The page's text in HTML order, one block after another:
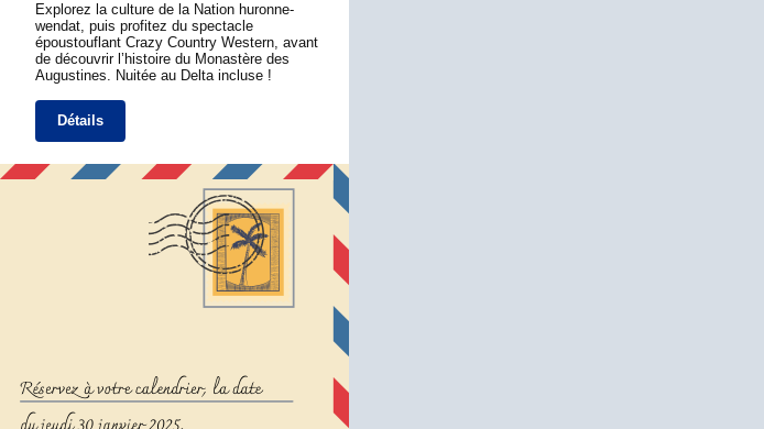
Explorez la culture de la Nation huronne-
wendat, puis profitez du spectacle
époustouflant Crazy Country Western, avant
de découvrir l’histoire du Monastère des
Augustines. Nuitée au Delta incluse !
Détails